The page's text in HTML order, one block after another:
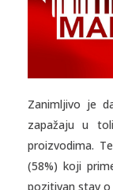
Zanimljivo je
zapažaju u
proizvodima.
(58%) koji
pozitivan stav